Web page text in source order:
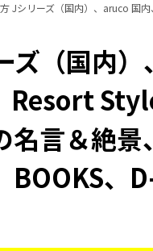
Jシリーズ（国内）、aruco 国
ズ（国内
Resort
言＆絶景
BOOKS、